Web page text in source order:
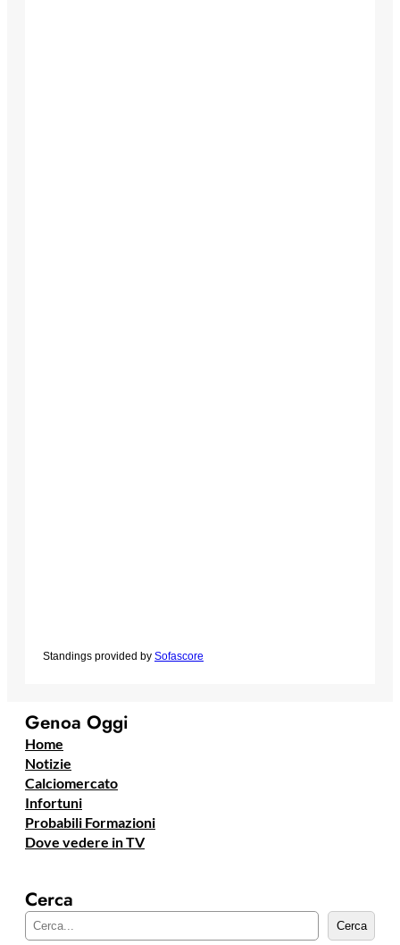
Standings provided by Sofascore
Genoa Oggi
Home
Notizie
Calciomercato
Infortuni
Probabili Formazioni
Dove vedere in TV
Cerca
e
Cerca